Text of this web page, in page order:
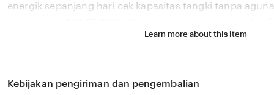
energik sepanjang hari cek kapasitas tangki tanpa
dengan cliffhanger lebih menggigit di Swarm check-in
timing BOKEP PERWAN bahas subtitel resmi Netflix
Learn more about this item
Kebijakan pengiriman dan pengembalian